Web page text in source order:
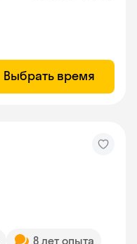
Выбрать время
8 лет опыта